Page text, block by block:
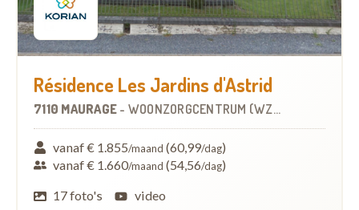
Résidence Les Jardins d'Astrid
7110 MAURAGE - WOONZORGCENTRUM (WZC)
vanaf € 1.855/maand (60,99/dag)
vanaf € 1.660/maand (54,56/dag)
17 foto's
video